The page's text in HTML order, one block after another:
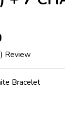
Review
Bracelet